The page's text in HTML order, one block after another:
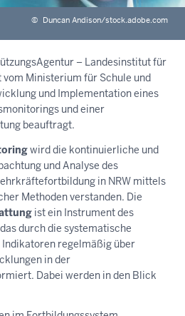
© Duncan Andison/stock.adobe.com
– Landesinstitut für
vom Ministerium für Schule und
und Implementation eines
und einer
beauftragt.
wird die kontinuierliche und
und Analyse des
in NRW mittels
Methoden verstanden. Die
ist ein Instrument des
durch die systematische
regelmäßig über
in der
Dabei werden in den Blick